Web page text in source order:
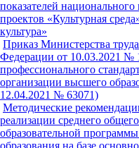
показателей
проектов «Культурная
культура»
Приказ Министерства
Федерации от 10.03.2021 №
профессионального
организации высшего
12.04.2021 № 63071)
Методические
реализации среднего
образовательной
образования на базе